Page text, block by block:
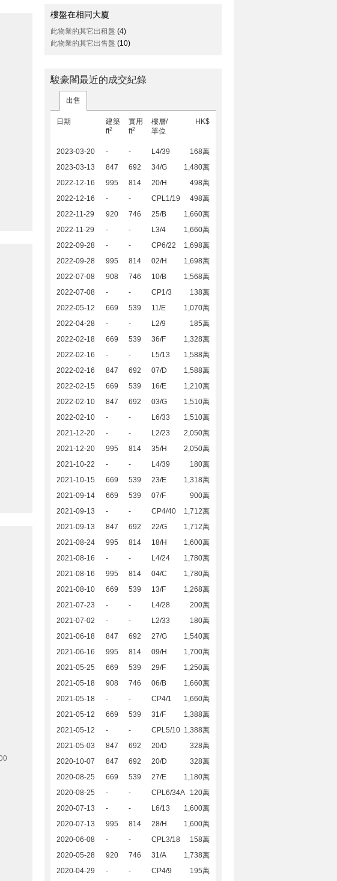
樓盤在相同大廈
此物業的其它出租盤 (4)
此物業的其它出售盤 (10)
駿豪閣最近的成交紀錄
出售
日期
建築
ft2
實用
ft2
樓層/
單位
HK$
2023-03-20 - - L4/39
168萬
2023-03-13
847 692 34/G
1,480萬
2022-12-16
995 814 20/H
498萬
2022-12-16
- - CPL1/19
498萬
2022-11-29
920 746 25/B
1,660萬
2022-11-29
- - L3/4
1,660萬
2022-09-28
- - CP6/22
1,698萬
2022-09-28
995 814 02/H
1,698萬
2022-07-08
908 746 10/B
1,568萬
2022-07-08
- - CP1/3
138萬
2022-05-12
669 539 11/E
1,070萬
2022-04-28
- - L2/9
185萬
2022-02-18
669 539 36/F
1,328萬
2022-02-16
- - L5/13
1,588萬
2022-02-16
847 692 07/D
1,588萬
2022-02-15
669 539 16/E
1,210萬
2022-02-10
847 692 03/G
1,510萬
2022-02-10
- - L6/33
1,510萬
2021-12-20
- - L2/23
2,050萬
2021-12-20
995 814 35/H
2,050萬
2021-10-22
- - L4/39
180萬
2021-10-15
669 539 23/E
1,318萬
2021-09-14
669 539 07/F
900萬
2021-09-13
- - CP4/40
1,712萬
2021-09-13
847 692 22/G
1,712萬
2021-08-24
995 814 18/H
1,600萬
2021-08-16
- - L4/24
1,780萬
2021-08-16
995 814 04/C
1,780萬
2021-08-10
669 539 13/F
1,268萬
2021-07-23
- - L4/28
200萬
2021-07-02
- - L2/33
180萬
2021-06-18
847 692 27/G
1,540萬
2021-06-16
995 814 09/H
1,700萬
2021-05-25
669 539 29/F
1,250萬
2021-05-18
908 746 06/B
1,660萬
2021-05-18
- - CP4/1
1,660萬
2021-05-12
669 539 31/F
1,388萬
2021-05-12
- - CPL5/10 1,388萬
2021-05-03
847 692 20/D
328萬
2020-10-07
847 692 20/D
328萬
2020-08-25
669 539 27/E
1,180萬
2020-08-25
- - CPL6/34A
120萬
2020-07-13
- - L6/13
1,600萬
2020-07-13
995 814 28/H
1,600萬
2020-06-08
- - CPL3/18
158萬
2020-05-28
920 746 31/A
1,738萬
2020-04-29
- - CP4/9
195萬